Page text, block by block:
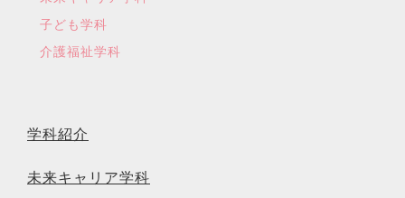
子ども学科
介護福祉学科
学科紹介
未来キャリア学科